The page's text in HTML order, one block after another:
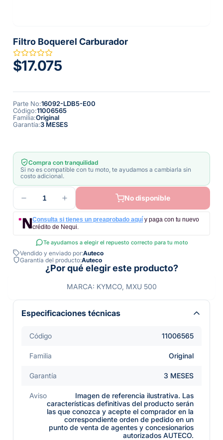
Filtro Boquerel Carburador
$17.075
Parte No:16092-LDB5-E00
Código:11006565
Familia:Original
Garantía:3 MESES
Compra con tranquilidad
Si no es compatible con tu moto, te ayudamos a cambiarla sin
costo adicional.
1 No disponible
Consulta si tienes un preaprobado aquí y paga con tu nuevo
crédito de Nequi.
Te ayudamos a elegir el repuesto correcto para tu moto
Vendido y enviado por:Auteco
Garantía del producto:Auteco
¿Por qué elegir este producto?
MARCA: KYMCO, MXU 500
Especificaciones técnicas
Código 11006565
Familia Original
Garantía 3 MESES
Aviso
Imagen de referencia ilustrativa. Las
características definitivas del producto serán
las que conozca y acepte el comprador en la
correspondiente orden de pedido en un
punto de venta de agentes y concesionarios
autorizados AUTECO.